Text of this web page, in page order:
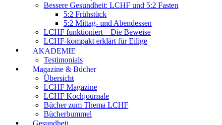
Bessere Gesundheit: LCHF und 5:2 Fasten
5:2 Frühstück
5:2 Mittag- und Abendessen
LCHF funktioniert – Die Beweise
LCHF-kompakt erklärt für Eilige
AKADEMIE
Testimonials
Magazine & Bücher
Übersicht
LCHF Magazine
LCHF Kochjournale
Bücher zum Thema LCHF
Bücherbummel